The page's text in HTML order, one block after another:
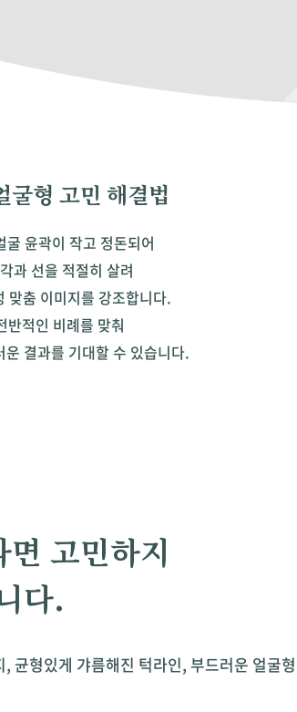
굴형 고민 해결법
윤곽이 작고 정돈되어
과 선을 적절히 살려
맞춤 이미지를 강조합니다.
반적인 비례를 맞춰
결과를 기대할 수 있습니다.
고민하지
다.
균형있게 갸름해진 턱라인, 부드러운 얼굴형